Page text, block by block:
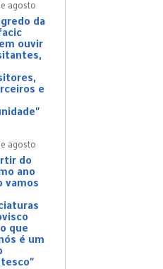
agosto
da
ouvir
e
agosto
do
ano
vamos
que
é um